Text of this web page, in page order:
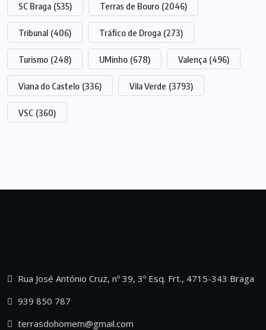
SC Braga (535) Terras de Bouro (2046)
Tribunal (406) Tráfico de Droga (273)
Turismo (248) UMinho (678) Valença (496)
Viana do Castelo (336) Vila Verde (3793)
VSC (360)
Rua José António Cruz, nº 39, 3º Esq. Frt., 4715-343 Braga
939 850 787
terrasdohomem@gmail.com